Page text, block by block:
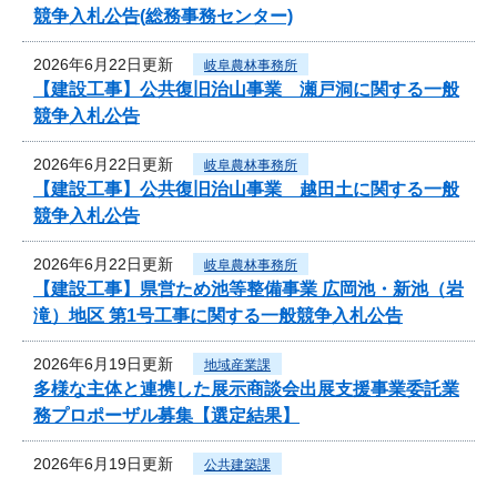
競争入札公告(総務事務センター)
2026年6月22日更新 岐阜農林事務所
【建設工事】公共復旧治山事業 瀬戸洞に関する一般
競争入札公告
2026年6月22日更新 岐阜農林事務所
【建設工事】公共復旧治山事業 越田土に関する一般
競争入札公告
2026年6月22日更新 岐阜農林事務所
【建設工事】県営ため池等整備事業 広岡池・新池（岩
滝）地区 第1号工事に関する一般競争入札公告
2026年6月19日更新 地域産業課
多様な主体と連携した展示商談会出展支援事業委託業
務プロポーザル募集【選定結果】
2026年6月19日更新 公共建築課